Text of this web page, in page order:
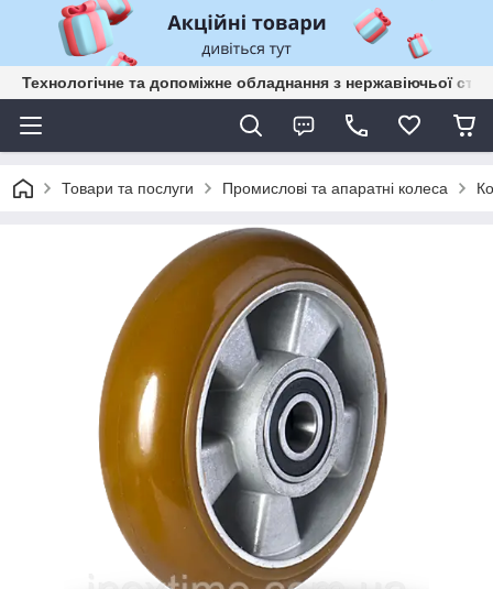
Технологічне та допоміжне обладнання з нержавіючьої
Товари та послуги Промислові та апаратні колеса